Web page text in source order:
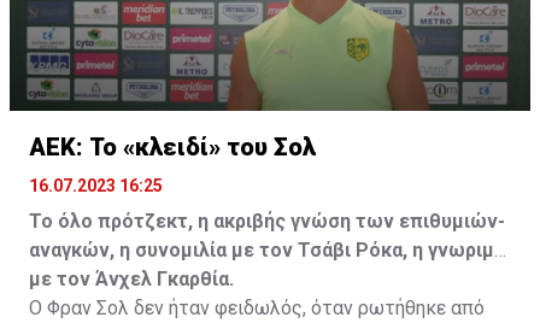
ΑΕΚ: Το «κλειδί» του Σολ
16.07.2023 16:25
Το όλο πρότζεκτ, η ακριβής γνώση των επιθυμιών-
αναγκών, η συνομιλία με τον Τσάβι Ρόκα, η γνωριμία
με τον Άνχελ Γκαρθία.
Ο Φραν Σολ δεν ήταν φειδωλός, όταν ρωτήθηκε από